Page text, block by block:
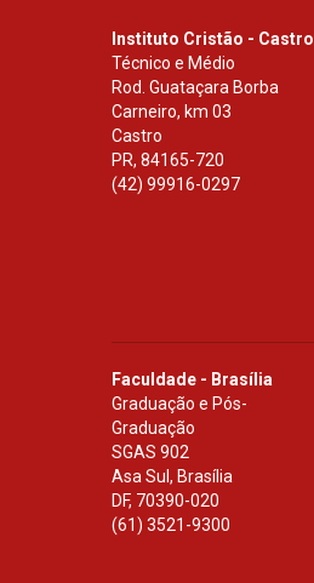
Instituto Cristão - Castro
Técnico e Médio
Rod. Guataçara Borba
Carneiro, km 03
Castro
PR, 84165-720
(42) 99916-0297
Faculdade - Brasília
Graduação e Pós-
Graduação
SGAS 902
Asa Sul, Brasília
DF, 70390-020
(61) 3521-9300